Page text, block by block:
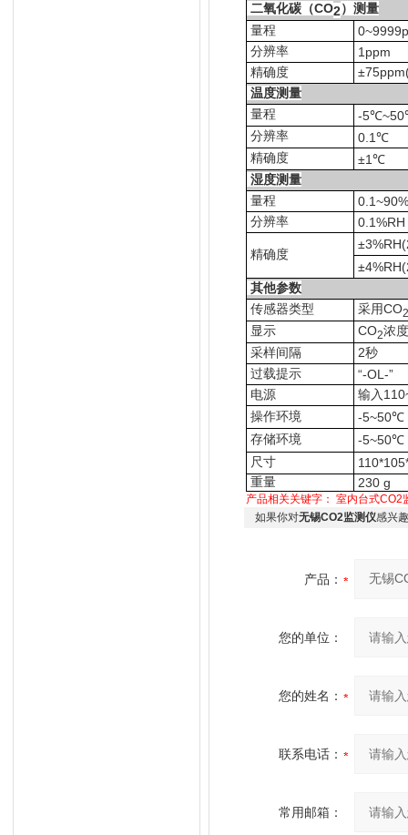
二氧化碳（CO2）测量
量程
分辨率
1ppm
精确度
温度测量
量程
-
分辨率
0.1℃
精确度
±1℃
湿度测量
量程
分辨率
0.1%RH
精确度
其他参数
传感器类型
采用CO2
显示 CO2浓
采样间隔
2秒
过载提示
“-OL-”
电源
输入
操作环境
-5~50℃
存储环境
-5~50℃
尺寸
重量
230 g
产品相关关键字： 室内台式CO2
如果你对无锡CO2监测仪感兴
产品：
您的单位：
您的姓名：
联系电话：
常用邮箱：